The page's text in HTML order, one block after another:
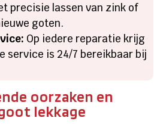
precisie lassen van zink of
goten.
Op iedere reparatie krijg
service is 24/7 bereikbaar bij
oorzaken en
lekkage